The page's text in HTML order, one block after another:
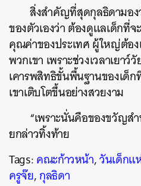
สิ่งสำคัญที่สุดกุลธิดามอ
ของตัวเองว่า ต้องดูแลเด็กที่
คุณค่าของประเทศ ผู้ใหญ่ต้อง
พวกเขา เพราะช่วงเวลาเยา
เคารพสิทธิขั้นพื้นฐานของเด็
เขาเติบโตขึ้นอย่างสวยงาม
“เพราะนั่นคือของขวัญส
ยกล่าวทิ้งท้าย
Tags:คณะก้าวหน้า,วันเด็กแ
ครูจ๊ย,กุลธิดา